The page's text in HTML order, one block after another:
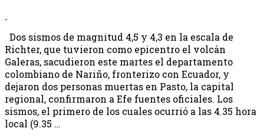
Dos sismos de magnitud 4,5 y 4,3 en la escala de
Richter, que tuvieron como epicentro el volcán
Galeras, sacudieron este martes el departamento
colombiano de Nariño, fronterizo con Ecuador, y
dejaron dos personas muertas en Pasto, la capital
regional, confirmaron a Efe fuentes oficiales. Los
sismos, el primero de los cuales ocurrió a las 4.35 hora
local (9.35 …